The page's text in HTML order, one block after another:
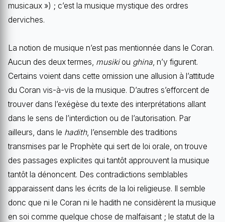
musicaux ») ; c’est la musique mystique des ordres
derviches.
La notion de musique n’est pas mentionnée dans le Coran.
Aucun des deux termes, musikiou ghina , n’y figurent.
Certains voient dans cette omission une allusion à l’attitude
du Coran vis-à-vis de la musique. D’autres s’efforcent de
trouver dans l’exégèse du texte des interprétations allant
dans le sens de l’interdiction ou de l’autorisation. Par
ailleurs, dans le hadith, l’ensemble des traditions
transmises par le Prophète qui sert de loi orale, on trouve
des passages explicites qui tantôt approuvent la musique
tantôt la dénoncent. Des contradictions semblables
apparaissent dans les écrits de la loi religieuse. Il semble
donc que ni le Coran ni le hadith ne considèrent la musique
en soi comme quelque chose de malfaisant ; le statut de la